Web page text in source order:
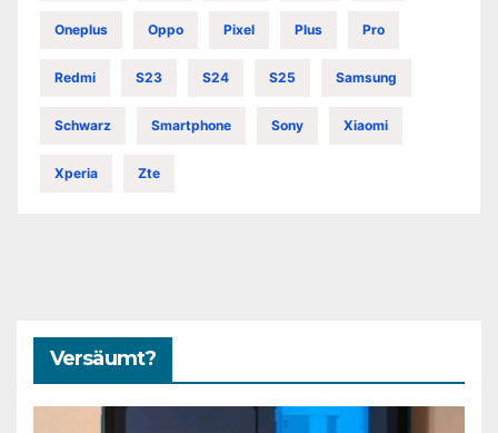
Oneplus Oppo Pixel Plus Pro
Redmi S23 S24 S25 Samsung
Schwarz Smartphone Sony Xiaomi
Xperia Zte
Versäumt?